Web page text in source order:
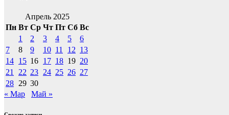
Апрель 2025
Пн Вт Ср Чт Пт Сб Вс
1
2 3 4 5
6
7
8 9 10 11 12 13
14 15 16 17 18 19 20
21
22 23 24 25 26 27
28 29 30
« Мар
Май »